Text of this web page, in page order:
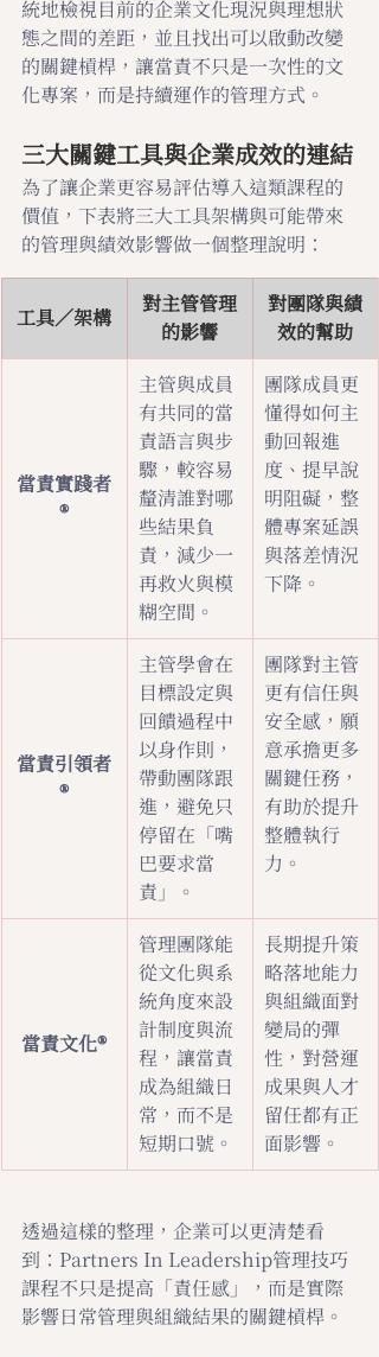
統地檢視目前的企業文化現況與理想狀
態之間的差距，並且找出可以啟動改變
的關鍵槓桿，讓當責不只是一次性的文
化專案，而是持續運作的管理方式。
三大關鍵工具與企業成效的連結
為了讓企業更容易評估導入這類課程的
價值，下表將三大工具架構與可能帶來
的管理與績效影響做一個整理說明：
工具／架構
對主管管理
的影響
對團隊與績
效的幫助
當責實踐者
®
主管與成員
有共同的當
責語言與步
驟，較容易
釐清誰對哪
些結果負
責，減少一
再救火與模
糊空間。
團隊成員更
懂得如何主
動回報進
度、提早說
明阻礙，整
體專案延誤
與落差情況
下降。
當責引領者
®
主管學會在
目標設定與
回饋過程中
以身作則，
帶動團隊跟
進，避免只
停留在「嘴
巴要求當
責」。
團隊對主管
更有信任與
安全感，願
意承擔更多
關鍵任務，
有助於提升
整體執行
力。
當責文化®
管理團隊能
從文化與系
統角度來設
計制度與流
程，讓當責
成為組織日
常，而不是
短期口號。
長期提升策
略落地能力
與組織面對
變局的彈
性，對營運
成果與人才
留任都有正
面影響。
透過這樣的整理，企業可以更清楚看
到：Partners In Leadership管理技巧
課程不只是提高「責任感」，而是實際
影響日常管理與組織結果的關鍵槓桿。